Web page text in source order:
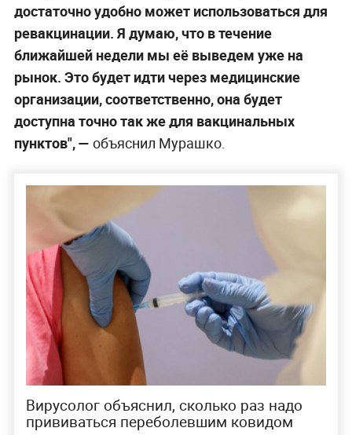
достаточно удобно может использоваться для
ревакцинации. Я думаю, что в течение
ближайшей недели мы её выведем уже на
рынок. Это будет идти через медицинские
организации, соответственно, она будет
доступна точно так же для вакцинальных
пунктов", — объяснил Мурашко.
Вирусолог объяснил, сколько раз надо
прививаться переболевшим ковидом